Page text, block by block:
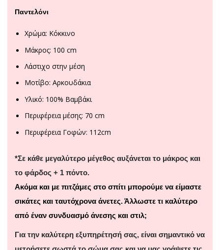
Παντελόνι
Χρώμα: Κόκκινο
Μάκρος: 100 cm
Λάστιχο στην μέση
Μοτίβο: Αρκουδάκια
Υλικό: 100% Βαμβάκι
Περιφέρεια μέσης: 70 cm
Περιφέρεια Γοφών: 112cm
*Σε κάθε μεγαλύτερο μέγεθος αυξάνεται το μάκρος και
το φάρδος + 1 πόντο.
Ακόμα και με πιτζάμες στο σπίτι μπορούμε να είμαστε
σικάτες και ταυτόχρονα άνετες. Άλλωστε τι καλύτερο
από έναν συνδυασμό άνεσης και στιλ;
Για την καλύτερη εξυπηρέτησή σας, είναι σημαντικό να